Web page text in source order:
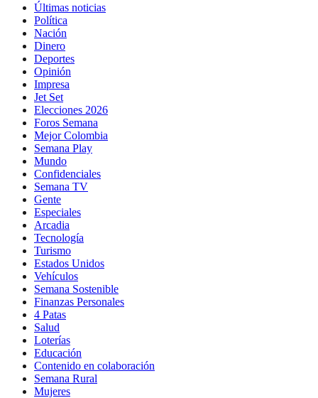
Últimas noticias
Política
Nación
Dinero
Deportes
Opinión
Impresa
Jet Set
Elecciones 2026
Foros Semana
Mejor Colombia
Semana Play
Mundo
Confidenciales
Semana TV
Gente
Especiales
Arcadia
Tecnología
Turismo
Estados Unidos
Vehículos
Semana Sostenible
Finanzas Personales
4 Patas
Salud
Loterías
Educación
Contenido en colaboración
Semana Rural
Mujeres